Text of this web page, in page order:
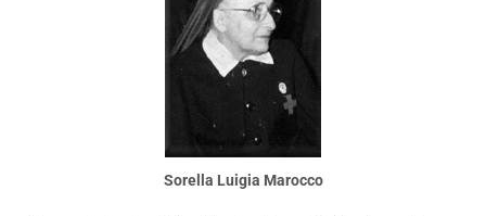
Sorella Luigia Marocco